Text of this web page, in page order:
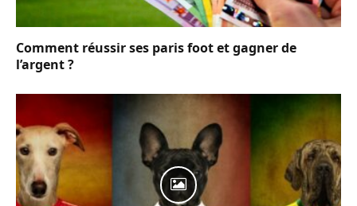
Comment réussir ses paris foot et gagner de
l’argent ?